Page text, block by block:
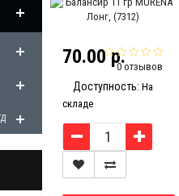
0 отзывов
70.00 р.
Доступность: На
складе